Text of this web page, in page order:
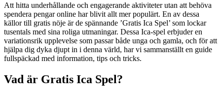
Att hitta underhållande och engagerande aktiviteter utan att behöva
spendera pengar online har blivit allt mer populärt. En av dessa
källor till gratis nöje är de spännande ’Gratis Ica Spel’ som lockar
tusentals med sina roliga utmaningar. Dessa Ica-spel erbjuder en
variationsrik upplevelse som passar både unga och gamla, och för att
hjälpa dig dyka djupt in i denna värld, har vi sammanställt en guide
fullspäckad med information, tips och tricks.
Vad är Gratis Ica Spel?